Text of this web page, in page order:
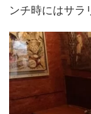
ンチ時にはサラ